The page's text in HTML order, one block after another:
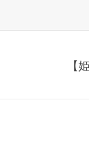
【